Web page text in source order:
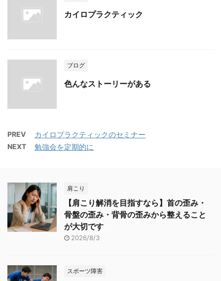
カイロプラクティック
ブログ
色んなストーリーがある
PREV カイロプラクティックのセミナー
NEXT 勉強会を定期的に
肩こり
【肩こり解消を目指すなら】首の歪み・
骨盤の歪み・背骨の歪みから整えること
が大切です
2026/8/3
スポーツ障害